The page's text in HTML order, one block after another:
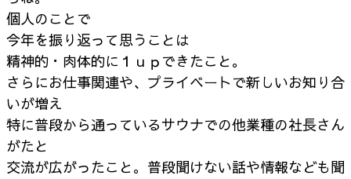
個人のことで
今年を振り返って思うことは
精神的・肉体的に１ｕｐできたこと。
さらにお仕事関連や、プライベートで新しいお知り合
いが増え
特に普段から通っているサウナでの他業種の社長さん
がたと
交流が広がったこと。普段聞けない話や情報なども聞